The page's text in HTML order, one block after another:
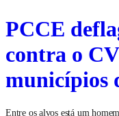
PCCE
contra o
municípios
Entre os alvos está um